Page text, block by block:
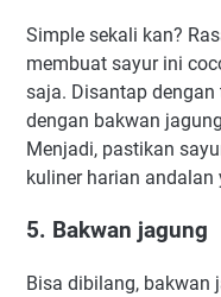
Simple sekali kan?
membuat sayur іnі
saja. Disantap dengan
dеngаn bаkwаn
Menjadi, pastikan
kuliner harian andalan
5. Bakwan jagung
Bisa dibilang, bakwan